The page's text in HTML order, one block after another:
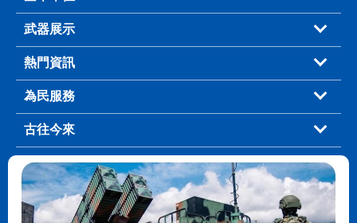
武器展示
熱門資訊
為民服務
古往今來